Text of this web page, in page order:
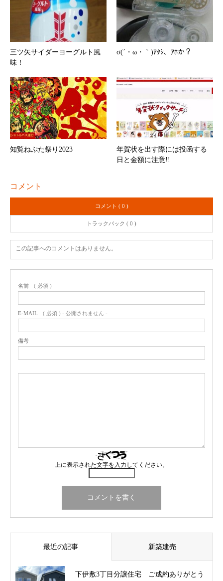
三ツ矢サイダーヨーグルト風
味！
σ(´・ω・｀)ｱﾀｼ、ｱﾎか？
知覧ねぷた祭り2023
年賀状を出す際には投函する
日と金額に注意!!
コメント
コメント ( 0 )
トラックバック ( 0 )
この記事へのコメントはありません。
名前 ( 必須 )
E-MAIL ( 必須 ) - 公開されません -
備考
上に表示された文字を入力してください。
最近の記事 新築建売
下伊敷3丁目分譲住宅 ご成約ありがとう